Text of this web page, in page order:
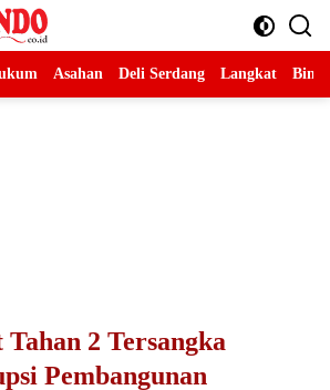
Asahan Deli Serdang Langkat
2 Tersangka
Pembangunan